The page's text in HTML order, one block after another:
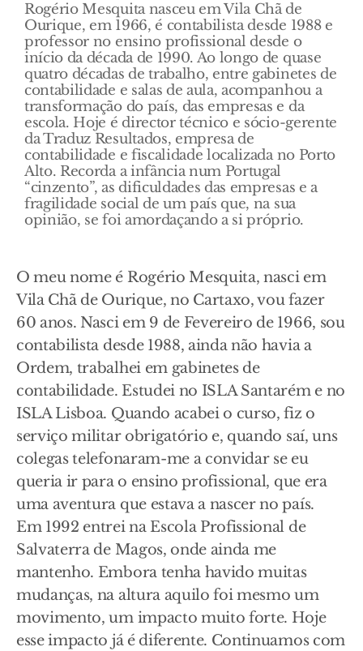
Rogério Mesquita nasceu em Vila Chã de
Ourique, em 1966, é contabilista desde 1988 e
professor no ensino profissional desde o
início da década de 1990. Ao longo de quase
quatro décadas de trabalho, entre gabinetes de
contabilidade e salas de aula, acompanhou a
transformação do país, das empresas e da
escola. Hoje é director técnico e sócio-gerente
da Traduz Resultados, empresa de
contabilidade e fiscalidade localizada no Porto
Alto. Recorda a infância num Portugal
“cinzento”, as dificuldades das empresas e a
fragilidade social de um país que, na sua
opinião, se foi amordaçando a si próprio.
O meu nome é Rogério Mesquita, nasci em
Vila Chã de Ourique, no Cartaxo, vou fazer
60 anos. Nasci em 9 de Fevereiro de 1966, sou
contabilista desde 1988, ainda não havia a
Ordem, trabalhei em gabinetes de
contabilidade. Estudei no ISLA Santarém e no
ISLA Lisboa. Quando acabei o curso, fiz o
serviço militar obrigatório e, quando saí, uns
colegas telefonaram-me a convidar se eu
queria ir para o ensino profissional, que era
uma aventura que estava a nascer no país.
Em 1992 entrei na Escola Profissional de
Salvaterra de Magos, onde ainda me
mantenho. Embora tenha havido muitas
mudanças, na altura aquilo foi mesmo um
movimento, um impacto muito forte. Hoje
esse impacto já é diferente. Continuamos com